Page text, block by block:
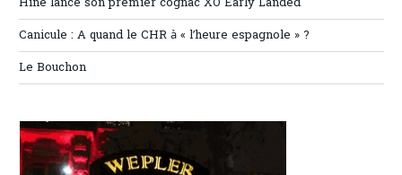
Canicule : A quand le CHR à « l’heure espagnole » ?
Le Bouchon